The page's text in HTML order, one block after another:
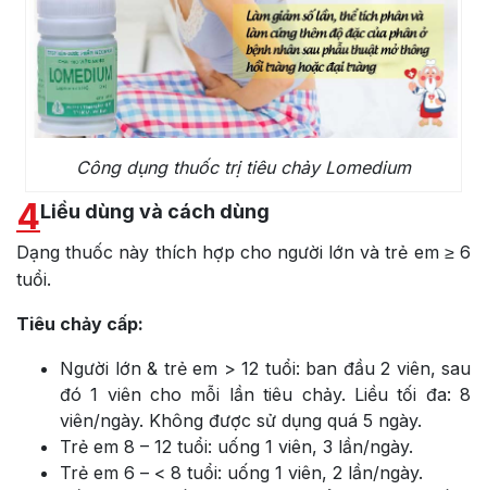
Công dụng thuốc trị tiêu chảy Lomedium
4Liều dùng và cách dùng
Dạng thuốc này thích hợp cho người lớn và trẻ em ≥ 6
tuổi.
Tiêu chảy cấp:
Người lớn & trẻ em > 12 tuổi: ban đầu 2 viên, sau
đó 1 viên cho mỗi lần tiêu chảy. Liều tối đa: 8
viên/ngày. Không được sử dụng quá 5 ngày.
Trẻ em 8 – 12 tuổi: uống 1 viên, 3 lần/ngày.
Trẻ em 6 – < 8 tuổi: uống 1 viên, 2 lần/ngày.